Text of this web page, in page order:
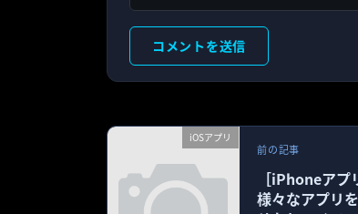
iOSアプリ
前の記事
［iPhoneアプ
様々なアプリ